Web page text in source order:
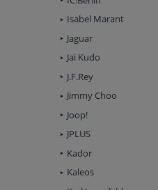
Isabel Marant
Jaguar
Jai Kudo
J.F.Rey
Jimmy Choo
Joop!
JPLUS
Kador
Kaleos